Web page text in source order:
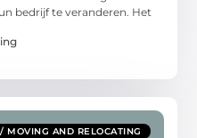
bedrijf te veranderen. Het
MOVING AND RELOCATING